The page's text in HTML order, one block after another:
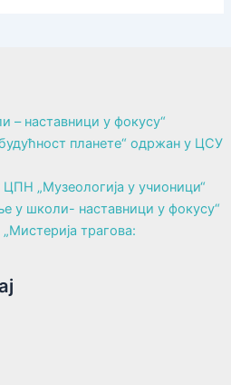
– наставници у фокусу“
планете“ одржан у ЦСУ
„Музеологија у учионици“
у школи- наставници у фокусу“
трагова: